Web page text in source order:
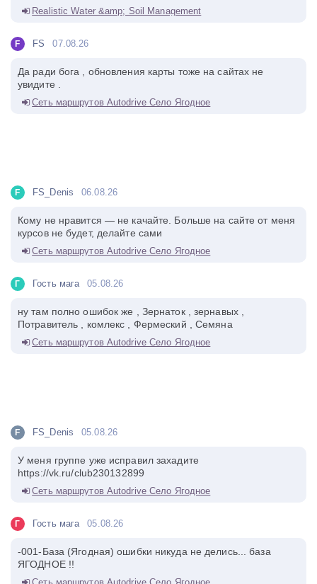
Realistic Water &amp; Soil Management
F FS 07.08.26
Да ради бога , обновления карты тоже на сайтах не
увидите .
Сеть маршрутов Autodrive Село Ягодное
F FS_Denis 06.08.26
Кому не нравится — не качайте. Больше на сайте от меня
курсов не будет, делайте сами
Сеть маршрутов Autodrive Село Ягодное
Г Гость мага 05.08.26
ну там полно ошибок же , Зернаток , зернавых ,
Потравитель , комлекс , Фермеский , Семяна
Сеть маршрутов Autodrive Село Ягодное
F FS_Denis 05.08.26
У меня группе уже исправил захадите
https://vk.ru/club230132899
Сеть маршрутов Autodrive Село Ягодное
Г Гость мага 05.08.26
-001-База (Ягодная) ошибки никуда не делись... база
ЯГОДНОЕ !!